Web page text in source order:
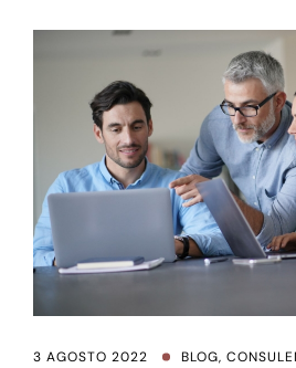
3 AGOSTO 2022 BLOG,